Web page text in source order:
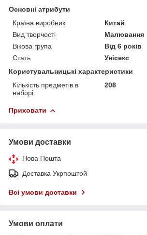
Основні атрибути
Країна виробник
Китай
Вид творчості
Малювання
Вікова група
Від 6 років
Стать
Унісекс
Користувальницькі характеристики
Кількість предметів в
наборі
208
Приховати
Умови доставки
Нова Пошта
Доставка Укрпоштой
Всі умови доставки
Умови оплати